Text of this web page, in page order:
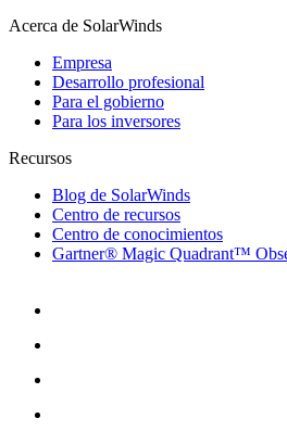
Acerca de SolarWinds
Empresa
Desarrollo profesional
Para el gobierno
Para los inversores
Recursos
Blog de SolarWinds
Centro de recursos
Centro de conocimientos
Gartner® Magic Quadrant™